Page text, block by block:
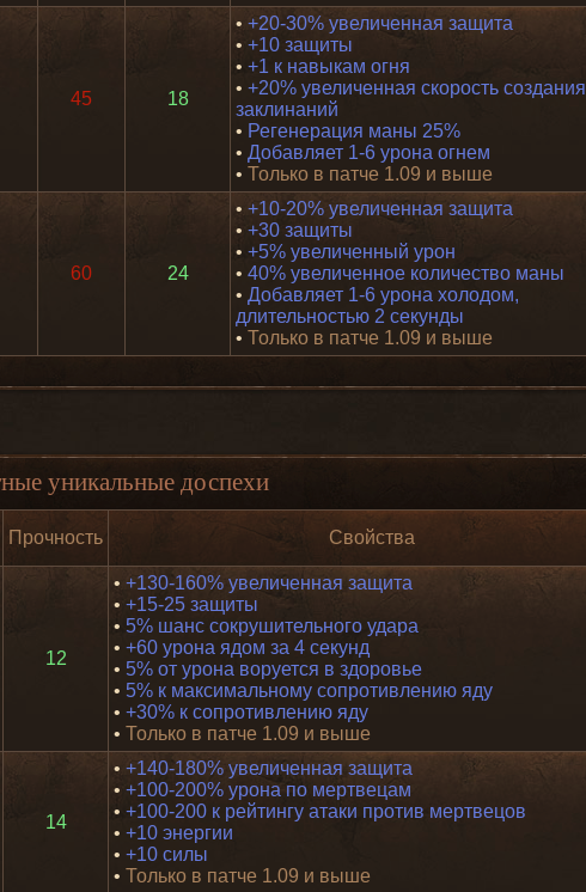
45 18
• +20-30% увеличенная защита
• +10 защиты
• +1 к навыкам огня
• +20% увеличенная скорость создания
заклинаний
• Регенерация маны 25%
• Добавляет 1-6 урона огнем
• Только в патче 1.09 и выше
60 24
• +10-20% увеличенная защита
• +30 защиты
• +5% увеличенный урон
• 40% увеличенное количество маны
• Добавляет 1-6 урона холодом,
длительностью 2 секунды
• Только в патче 1.09 и выше
уникальные доспехи
Прочность Свойства
12
• +130-160% увеличенная защита
• +15-25 защиты
• 5% шанс сокрушительного удара
• +60 урона ядом за 4 секунд
• 5% от урона воруется в здоровье
• 5% к максимальному сопротивлению яду
• +30% к сопротивлению яду
• Только в патче 1.09 и выше
14
• +140-180% увеличенная защита
• +100-200% урона по мертвецам
• +100-200 к рейтингу атаки против мертвецов
• +10 энергии
• +10 силы
• Только в патче 1.09 и выше